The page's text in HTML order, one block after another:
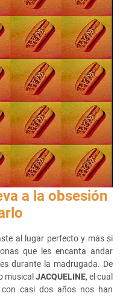
a la obsesión
al lugar perfecto y más si
que les encanta andar
durante la madrugada. De
musical JACQUELINE, el cual
casi dos años nos han